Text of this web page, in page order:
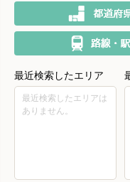
最近検索したエリア
最近検索したエリアは
ありません。